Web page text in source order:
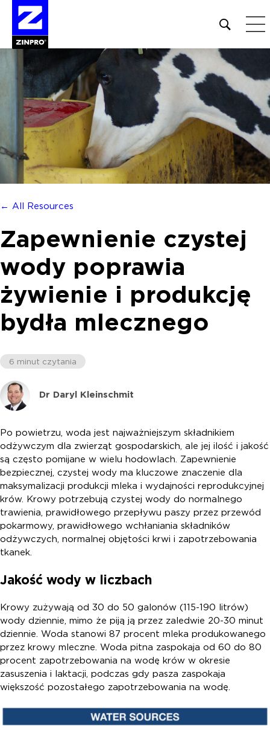
Open
site
search
form
Szukaj:
← All Resources
Zapewnienie czystej
wody poprawia
żywienie i produkcję
bydła mlecznego
6 minut czytania
Dr Daryl Kleinschmit
Po powietrzu, woda jest najważniejszym składnikiem
odżywczym dla zwierząt gospodarskich, ale jej ilość i jakość
są często pomijane w wielu hodowlach. Zapewnienie
bezpiecznej, czystej wody ma kluczowe znaczenie dla
maksymalizacji produkcji mleka i wydajności reprodukcyjnej
krów. Krowy potrzebują czystej wody do normalnego
trawienia, prawidłowego przepływu paszy przez przewód
pokarmowy, prawidłowego wchłaniania składników
odżywczych, normalnej objętości krwi i zapotrzebowania
tkanek.
Jakość wody w liczbach
Krowy zużywają od 30 do 50 galonów (115-190 litrów)
wody dziennie, mimo że piją ją przez zaledwie 20-30 minut
dziennie. Woda stanowi 87 procent mleka produkowanego
przez krowy mleczne. Woda pitna zaspokaja od 60 do 80
procent zapotrzebowania na wodę krów w okresie
zasuszenia i laktacji, podczas gdy pasza zaspokaja
większość pozostałego zapotrzebowania na wodę.